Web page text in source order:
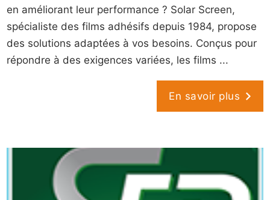
en améliorant leur performance ? Solar Screen,
spécialiste des films adhésifs depuis 1984, propose
des solutions adaptées à vos besoins. Conçus pour
répondre à des exigences variées, les films ...
En savoir plus